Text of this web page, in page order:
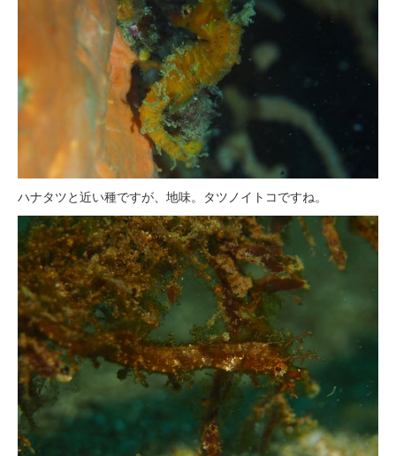
ハナタツと近い種ですが、地味。タツノイトコですね。